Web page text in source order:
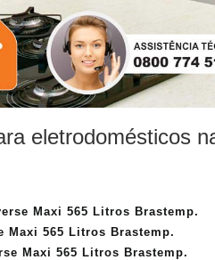
eletrodomésticos
Maxi 565 Litros Brastemp.
Maxi 565 Litros Brastemp.
Maxi 565 Litros Brastemp.